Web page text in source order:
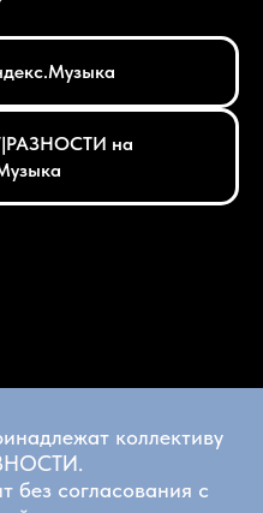
на
коллективу
без согласования с